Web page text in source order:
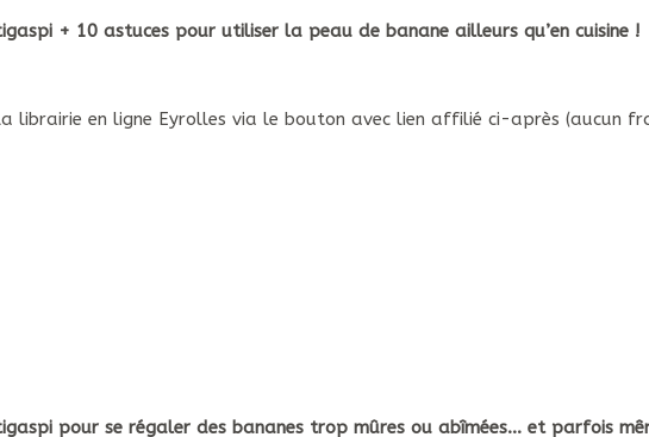
+ 10 astuces pour utiliser la peau de banane ailleurs qu’en cuisine !
librairie en ligne Eyrolles via le bouton avec lien affilié ci-après (aucun
pour se régaler des bananes trop mûres ou abîmées… et parfois